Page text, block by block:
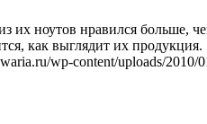
их ноутов нравился больше,
как выглядит их продукция.
wp-content/uploads/2010/